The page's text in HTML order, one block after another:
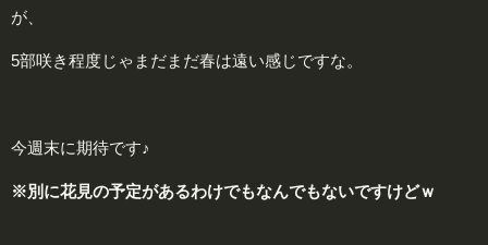
が、
5部咲き程度じゃまだまだ春は遠い感じですな。
今週末に期待です♪
※別に花見の予定があるわけでもなんでもないですけどｗ